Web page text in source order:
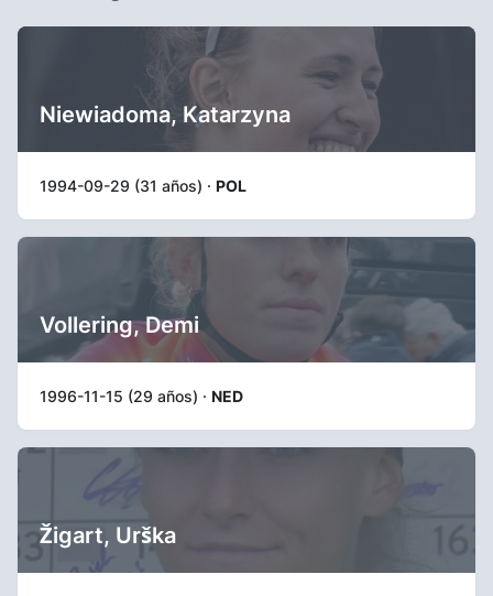
Niewiadoma, Katarzyna
1994-09-29 (31 años) · POL
Vollering, Demi
1996-11-15 (29 años) · NED
Žigart, Urška